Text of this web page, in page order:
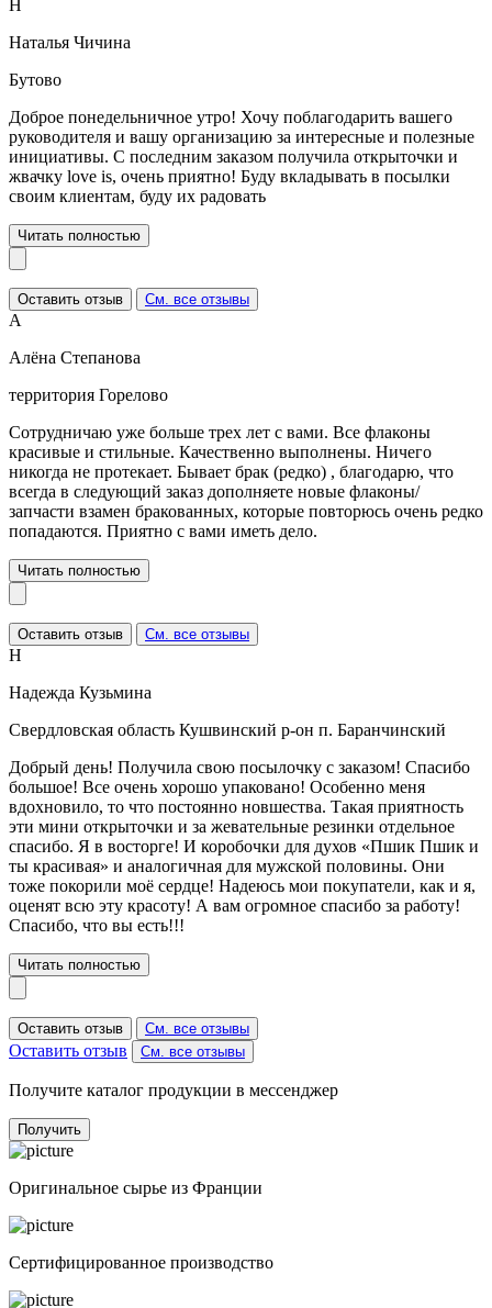
Н
Наталья Чичина
Бутово
Доброе понедельничное утро! Хочу поблагодарить вашего
руководителя и вашу организацию за интересные и полезные
инициативы. С последним заказом получила открыточки и
жвачку love is, очень приятно! Буду вкладывать в посылки
своим клиентам, буду их радовать
Читать полностью
Оставить отзыв См. все отзывы
А
Алёна Степанова
территория Горелово
Сотрудничаю уже больше трех лет с вами. Все флаконы
красивые и стильные. Качественно выполнены. Ничего
никогда не протекает. Бывает брак (редко) , благодарю, что
всегда в следующий заказ дополняете новые флаконы/
запчасти взамен бракованных, которые повторюсь очень редко
попадаются. Приятно с вами иметь дело.
Читать полностью
Оставить отзыв См. все отзывы
Н
Надежда Кузьмина
Свердловская область Кушвинский р-он п. Баранчинский
Добрый день! Получила свою посылочку с заказом! Спасибо
большое! Все очень хорошо упаковано! Особенно меня
вдохновило, то что постоянно новшества. Такая приятность
эти мини открыточки и за жевательные резинки отдельное
спасибо. Я в восторге! И коробочки для духов «Пшик Пшик и
ты красивая» и аналогичная для мужской половины. Они
тоже покорили моё сердце! Надеюсь мои покупатели, как и я,
оценят всю эту красоту! А вам огромное спасибо за работу!
Спасибо, что вы есть!!!
Читать полностью
Оставить отзыв См. все отзывы
Оставить отзыв См. все отзывы
Получите каталог продукции в мессенджер
Получить
Оригинальное сырье из Франции
Сертифицированное производство